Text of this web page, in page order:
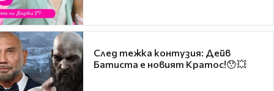
След тежка контузия: Дейв
Батиста е новият Кратос!😯💥